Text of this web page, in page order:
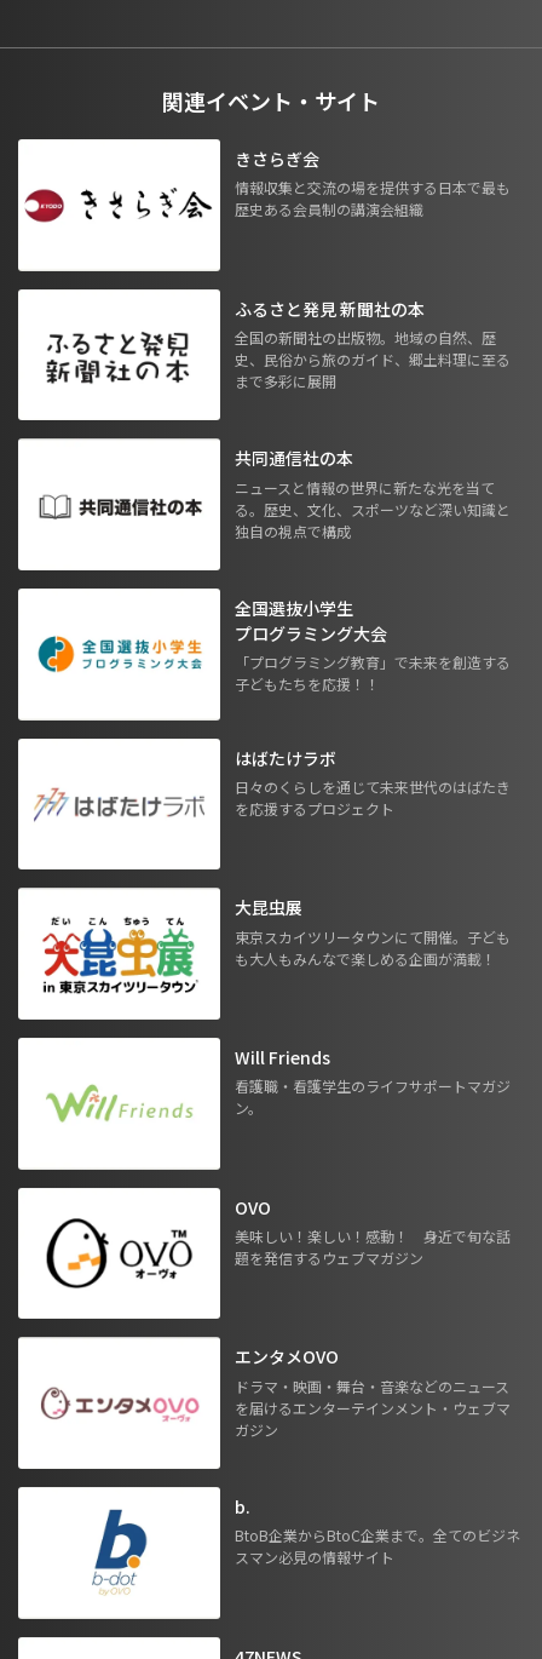
関連イベント・サイト
きさらぎ会
情報収集と交流の場を提供する日本で最も
歴史ある会員制の講演会組織
ふるさと発見 新聞社の本
全国の新聞社の出版物。地域の自然、歴
史、民俗から旅のガイド、郷土料理に至る
まで多彩に展開
共同通信社の本
ニュースと情報の世界に新たな光を当て
る。歴史、文化、スポーツなど深い知識と
独自の視点で構成
全国選抜小学生
プログラミング大会
「プログラミング教育」で未来を創造する
子どもたちを応援！！
はばたけラボ
日々のくらしを通じて未来世代のはばたき
を応援するプロジェクト
大昆虫展
東京スカイツリータウンにて開催。子ども
も大人もみんなで楽しめる企画が満載！
Will Friends
看護職・看護学生のライフサポートマガジ
ン。
OVO
美味しい！楽しい！感動！ 身近で旬な話
題を発信するウェブマガジン
エンタメOVO
ドラマ・映画・舞台・音楽などのニュース
を届けるエンターテインメント・ウェブマ
ガジン
b.
BtoB企業からBtoC企業まで。全てのビジネ
スマン必見の情報サイト